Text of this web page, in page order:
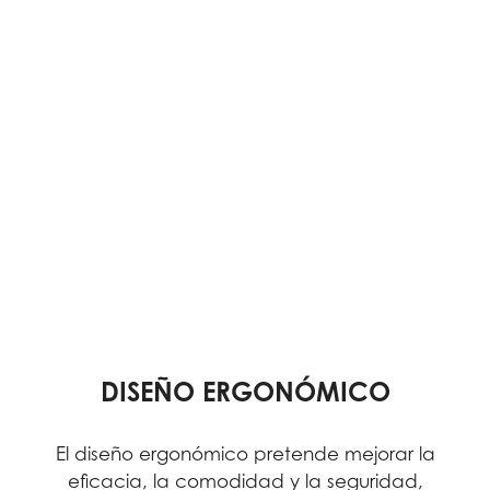
DISEÑO ERGONÓMICO
El diseño ergonómico pretende mejorar la
eficacia, la comodidad y la seguridad,